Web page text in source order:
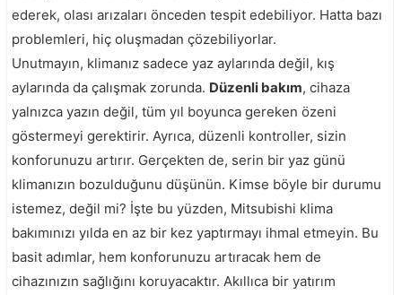
ederek, olası arızaları önceden tespit edebiliyor. Hatta bazı
problemleri, hiç oluşmadan çözebiliyorlar.
Unutmayın, klimanız sadece yaz aylarında değil, kış
aylarında da çalışmak zorunda. Düzenli bakım, cihaza
yalnızca yazın değil, tüm yıl boyunca gereken özeni
göstermeyi gerektirir. Ayrıca, düzenli kontroller, sizin
konforunuzu artırır. Gerçekten de, serin bir yaz günü
klimanızın bozulduğunu düşünün. Kimse böyle bir durumu
istemez, değil mi? İşte bu yüzden, Mitsubishi klima
bakımınızı yılda en az bir kez yaptırmayı ihmal etmeyin. Bu
basit adımlar, hem konforunuzu artıracak hem de
cihazınızın sağlığını koruyacaktır. Akıllıca bir yatırım